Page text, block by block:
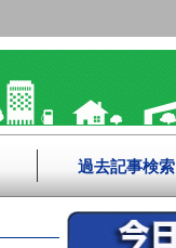
過去記事検索